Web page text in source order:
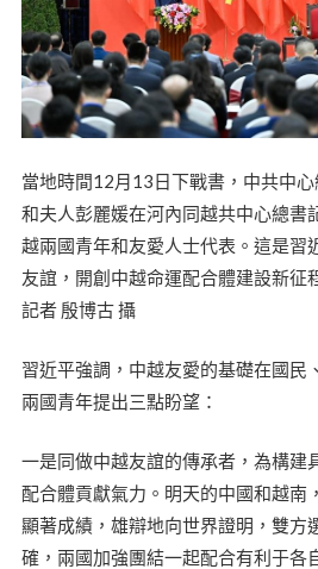
當地時間12月13日下戰書，中共中
和夫人彭麗媛在河內同越共中心總書
越兩國青年和友愛人士代表。這是習
友誼，開創中越命運配合體建設新征
記者 殷博古 攝
習近平強調，中越友愛的基礎在國民
兩國青年提出三點盼望：
一是同做中越友誼的傳承者，為構建
配合體貢獻氣力。明天的中國和越南
顯著成績，雄辯地向世界證明，雙方
確，兩國加強團結一起配合有利于各